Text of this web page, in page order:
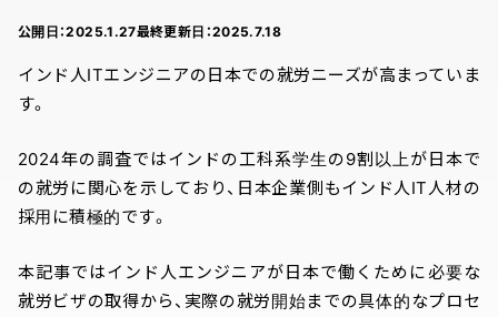
公開日：2025.1.27最終更新日：2025.7.18
インド人ITエンジニアの日本での就労ニーズが高まっていま
す。
2024年の調査ではインドの工科系学生の9割以上が日本で
の就労に関心を示しており、日本企業側もインド人IT人材の
採用に積極的です。
本記事ではインド人エンジニアが日本で働くために必要な
就労ビザの取得から、実際の就労開始までの具体的なプロセ